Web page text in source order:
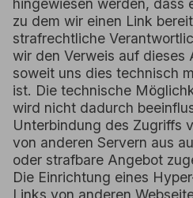
hingewiesen werden, dass
zu dem wir einen Link
strafrechtliche
wir den Verweis auf dieses
soweit uns dies technisch
ist. Die technische
wird nicht dadurch
Unterbindung des Zugriffs
von anderen Servern aus
oder strafbare Angebot
Die Einrichtung eines
Links von anderen